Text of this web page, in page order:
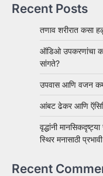
Recent Posts
तणाव शरीरात कसा
ऑडिओ उपकरणांचा
सांगते?
उपवास आणि वजन
आंबट ढेकर आणि
वृद्धांनी
स्थिर मनासाठी
Recent